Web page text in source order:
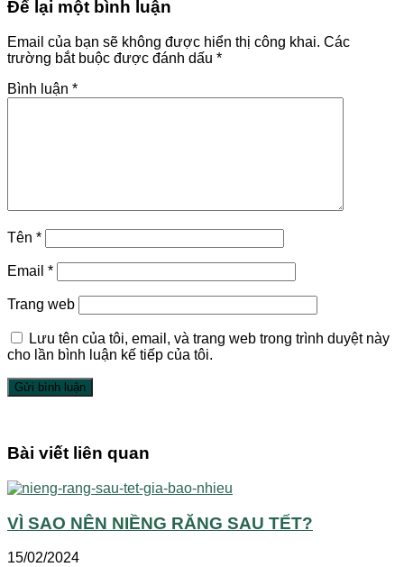
Để lại một bình luận
Email của bạn sẽ không được hiển thị công khai. Các
trường bắt buộc được đánh dấu *
Bình luận *
Tên *
Email *
Trang web
Lưu tên của tôi, email, và trang web trong trình duyệt này
cho lần bình luận kế tiếp của tôi.
Bài viết liên quan
VÌ SAO NÊN NIỀNG RĂNG SAU TẾT?
15/02/2024